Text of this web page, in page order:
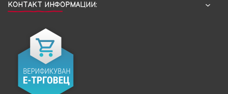
КОНТАКТ ИНФОРМАЦИИ: